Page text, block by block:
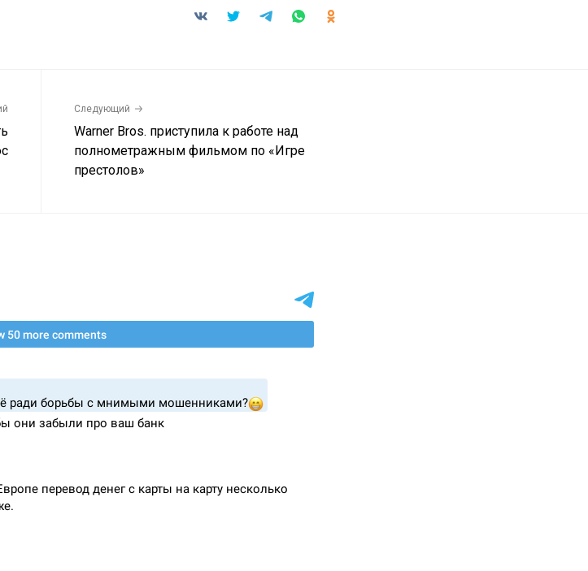
Следующий
Warner Bros. приступила к работе над
полнометражным фильмом по «Игре
престолов»